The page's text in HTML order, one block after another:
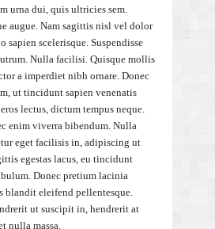
urna dui, quis ultricies sem.
augue. Nam sagittis nisl vel dolor
sapien scelerisque. Suspendisse
Nulla facilisi. Quisque mollis
a imperdiet nibh ornare. Donec
ut tincidunt sapien venenatis
lectus, dictum tempus neque.
enim viverra bibendum. Nulla
eget facilisis in, adipiscing ut
egestas lacus, eu tincidunt
Donec pretium lacinia
blandit eleifend pellentesque.
ut suscipit in, hendrerit at
nulla massa.